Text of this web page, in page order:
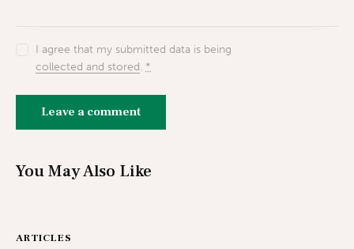
I agree that my submitted data is being
collected and stored. *
You May Also Like
ARTICLES